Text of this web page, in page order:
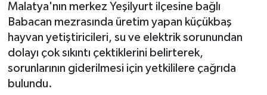
Malatya'nın merkez Yeşilyurt ilçesine bağlı
Babacan mezrasında üretim yapan küçükbaş
hayvan yetiştiricileri, su ve elektrik sorunundan
dolayı çok sıkıntı çektiklerini belirterek,
sorunlarının giderilmesi için yetkililere çağrıda
bulundu.
Dünya
Eğitim
Ekonomi
Tüm Manşetler
Son Dakika Haberleri
Haber Arşivi